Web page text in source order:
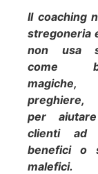
Il coaching
stregoneria
non usa
come
per
clienti ad
benefici o
malefici.